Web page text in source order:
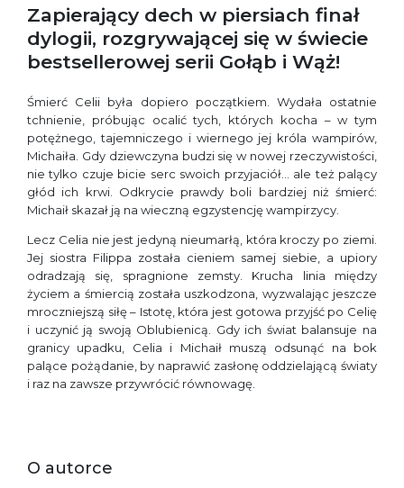
Zapierający dech w piersiach finał
dylogii, rozgrywającej się w świecie
bestsellerowej serii Gołąb i Wąż!
Śmierć Celii była dopiero początkiem. Wydała ostatnie
tchnienie, próbując ocalić tych, których kocha – w tym
potężnego, tajemniczego i wiernego jej króla wampirów,
Michaiła. Gdy dziewczyna budzi się w nowej rzeczywistości,
nie tylko czuje bicie serc swoich przyjaciół… ale też palący
głód ich krwi. Odkrycie prawdy boli bardziej niż śmierć:
Michaił skazał ją na wieczną egzystencję wampirzycy.
Lecz Celia nie jest jedyną nieumarłą, która kroczy po ziemi.
Jej siostra Filippa została cieniem samej siebie, a upiory
odradzają się, spragnione zemsty. Krucha linia między
życiem a śmiercią została uszkodzona, wyzwalając jeszcze
mroczniejszą siłę – Istotę, która jest gotowa przyjść po Celię
i uczynić ją swoją Oblubienicą. Gdy ich świat balansuje na
granicy upadku, Celia i Michaił muszą odsunąć na bok
palące pożądanie, by naprawić zasłonę oddzielającą światy
i raz na zawsze przywrócić równowagę.
O autorce